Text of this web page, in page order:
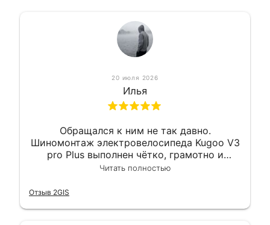
20 июля 2026
Илья
Обращался к ним не так давно.
Шиномонтаж электровелосипеда Kugoo V3
pro Plus выполнен чётко, грамотно и
квалифицированно. Всё сделано
Читать полностью
Отзыв 2GIS